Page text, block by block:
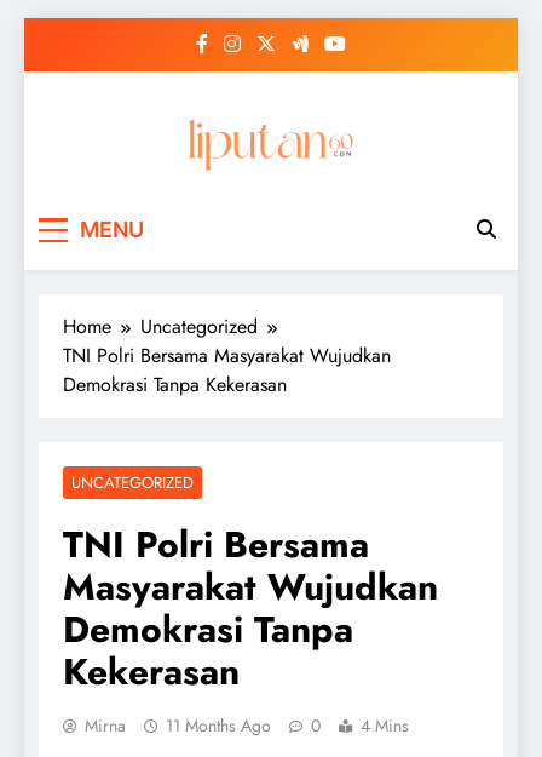
MENU
Home
Uncategorized
TNI Polri Bersama Masyarakat Wujudkan
Demokrasi Tanpa Kekerasan
UNCATEGORIZED
TNI Polri Bersama
Masyarakat Wujudkan
Demokrasi Tanpa
Kekerasan
Mirna 11 Months Ago 0 4 Mins